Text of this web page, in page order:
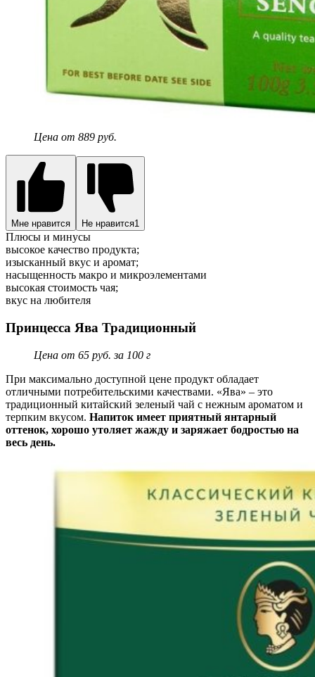
Цена от 889 руб.
Мне нравится Не нравится1
Плюсы и минусы
высокое качество продукта;
изысканный вкус и аромат;
насыщенность макро и микроэлементами
высокая стоимость чая;
вкус на любителя
Принцесса Ява Традиционный
Цена от 65 руб. за 100 г
При максимально доступной цене продукт обладает
отличными потребительскими качествами. «Ява» – это
традиционный китайский зеленый чай с нежным ароматом и
терпким вкусом. Напиток имеет приятный янтарный
оттенок, хорошо утоляет жажду и заряжает бодростью на
весь день.